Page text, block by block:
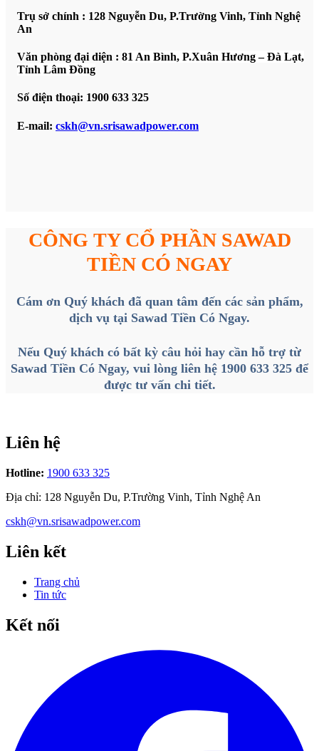
Trụ sở chính : 128 Nguyễn Du, P.Trường Vinh, Tỉnh Nghệ
An
Văn phòng đại diện : 81 An Bình, P.Xuân Hương – Đà Lạt,
Tỉnh Lâm Đồng
Số điện thoại: 1900 633 325
E-mail: cskh@vn.srisawadpower.com
CÔNG TY CỔ PHẦN SAWAD
TIỀN CÓ NGAY
Cám ơn Quý khách đã quan tâm đến các sản phẩm,
dịch vụ tại Sawad Tiền Có Ngay.
Nếu Quý khách có bất kỳ câu hỏi hay cần hỗ trợ từ
Sawad Tiền Có Ngay, vui lòng liên hệ 1900 633 325 để
được tư vấn chi tiết.
Liên hệ
Hotline: 1900 633 325
Địa chỉ: 128 Nguyễn Du, P.Trường Vinh, Tỉnh Nghệ An
cskh@vn.srisawadpower.com
Liên kết
Trang chủ
Tin tức
Kết nối